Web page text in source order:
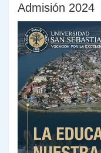
Admisión 2024